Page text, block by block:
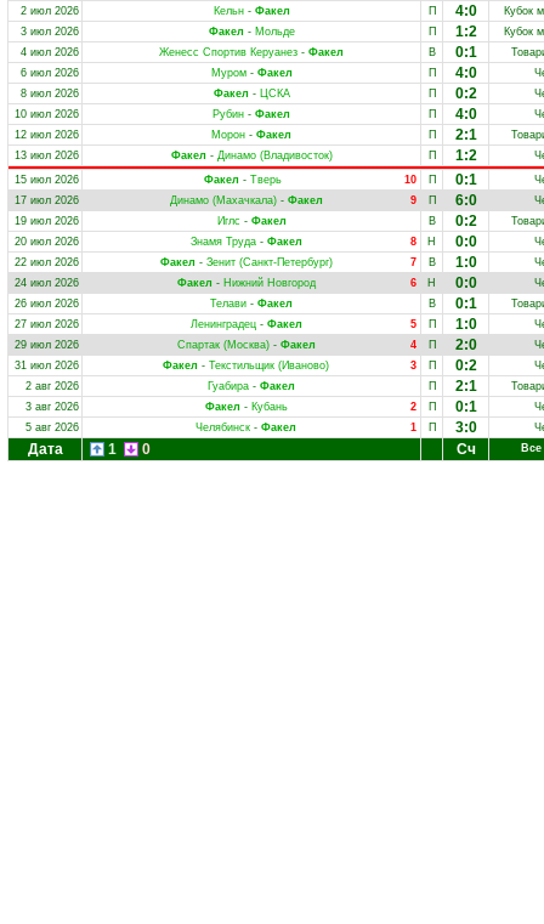
2 июл 2026
Кельн- Факел П 4:0
Кубок
3 июл 2026
Факел- Мольде П 1:2
Кубок
4 июл 2026
Женесс Спортив Керуанез - Факел В 0:1
6 июл 2026
Муром- Факел П 4:0
8 июл 2026
Факел- ЦСКА П 0:2
10 июл 2026
Рубин - Факел П 4:0
12 июл 2026
Морон - Факел П 2:1
13 июл 2026
Факел- Динамо (Владивосток) П 1:2
15 июл 2026
10
Факел - Тверь П 0:1
17 июл 2026
9
Динамо (Махачкала)- Факел П 6:0
19 июл 2026
Иглс - Факел В 0:2
20 июл 2026
8
Знамя Труда- Факел Н 0:0
22 июл 2026
7
Факел- Зенит (Санкт-Петербург) В 1:0
24 июл 2026
6
Факел - Нижний Новгород Н 0:0
26 июл 2026
Телави - Факел В 0:1
27 июл 2026
5
Ленинградец- Факел П 1:0
29 июл 2026
4
Спартак (Москва)- Факел П 2:0
31 июл 2026
3
Факел - Текстильщик (Иваново) П 0:2
2 авг 2026
Гуабира - Факел П 2:1
3 авг 2026
2
Факел- Кубань П 0:1
5 авг 2026
1
Челябинск - Факел П 3:0
Дата 1 0 Сч